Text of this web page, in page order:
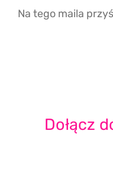
Na tego maila
Dołącz